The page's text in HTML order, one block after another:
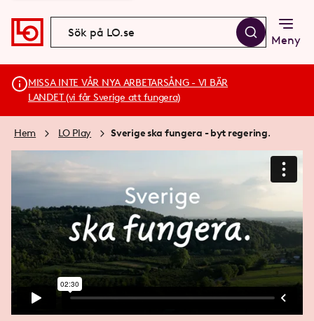
Meny
MISSA INTE VÅR NYA ARBETARSÅNG - VI BÄR
LANDET (vi får Sverige att fungera)
Hem LO Play Sverige ska fungera - byt regering.